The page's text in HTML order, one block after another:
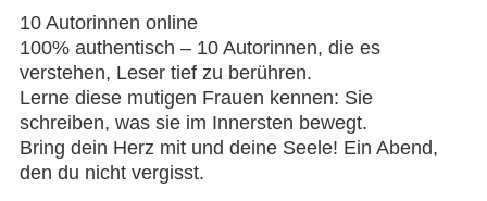
10 Autorinnen online
100% authentisch – 10 Autorinnen, die es
verstehen, Leser tief zu berühren.
Lerne diese mutigen Frauen kennen: Sie
schreiben, was sie im Innersten bewegt.
Bring dein Herz mit und deine Seele! Ein Abend,
den du nicht vergisst.